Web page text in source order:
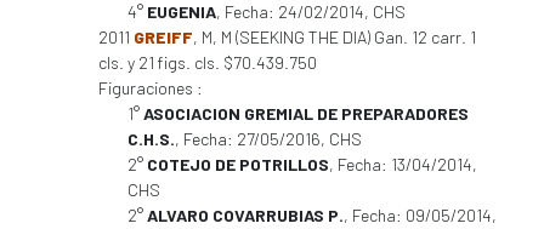
4° EUGENIA, Fecha: 24/02/2014, CHS
2011 GREIFF, M, M (SEEKING THE DIA) Gan. 12 carr. 1
cls. y 21 figs. cls. $70.439.750
Figuraciones :
1°ASOCIACION GREMIAL DE PREPARADORES
C.H.S., Fecha: 27/05/2016, CHS
2° COTEJO DE POTRILLOS, Fecha: 13/04/2014,
CHS
2°ALVARO COVARRUBIAS P., Fecha: 09/05/2014,